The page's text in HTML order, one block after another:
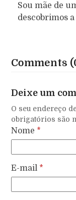
Sou mãe de
descobrimos
Comments
Deixe um
O seu endereço
obrigatórios são
Nome *
E-mail *